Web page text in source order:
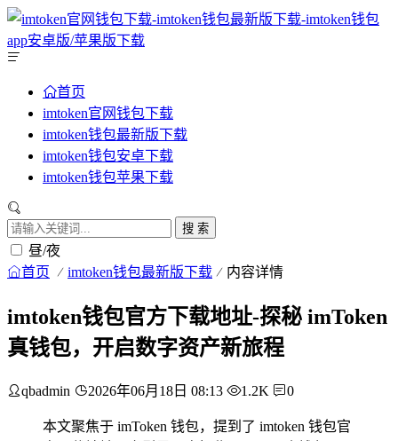
首页
imtoken官网钱包下载
imtoken钱包最新版下载
imtoken钱包安卓下载
imtoken钱包苹果下载
搜 索
昼/夜
首页 imtoken钱包最新版下载 内容详情
imtoken钱包官方下载地址-探秘 imToken
真钱包，开启数字资产新旅程
qbadmin 2026年06月18日 08:13 1.2K 0
本文聚焦于 imToken 钱包，提到了 imtoken 钱包官